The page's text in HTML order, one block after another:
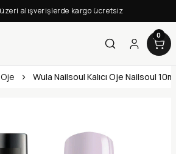
alışverişlerde kargo ücretsiz
0
Oje Wula Nailsoul Kalıcı Oje Nailsoul